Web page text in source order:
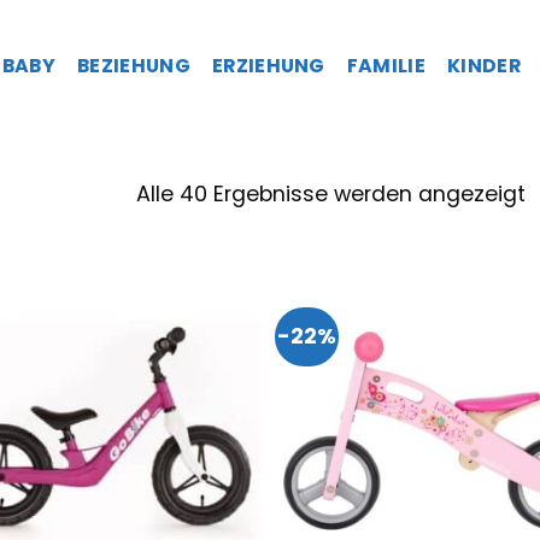
BABY BEZIEHUNG ERZIEHUNG FAMILIE KINDER
Alle 40 Ergebnisse werden angezeigt
-22%